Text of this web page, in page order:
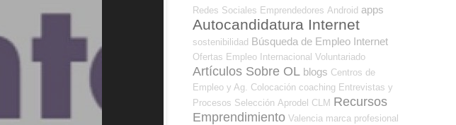
Redes Sociales Emprendedores Android apps
Autocandidatura Internet
sostenibilidad Búsqueda de Empleo Internet
Ofertas Empleo Internacional Voluntariado
Artículos Sobre OL blogs Centros de
Empleo y Ag. Colocación coaching Entrevistas y
Procesos Selección Aprodel CLM Recursos
Emprendimiento Valencia marca profesional